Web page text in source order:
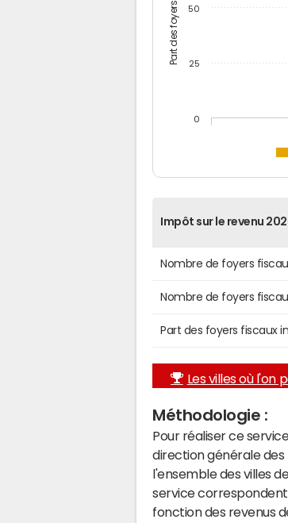
0
25
50
Impôt sur le revenu
Nombre de foyers
Nombre de foyers
Part des foyers fiscaux
Les villes où l'on
Méthodologie :
Pour réaliser ce
direction générale des
l'ensemble des villes
service
fonction des revenus